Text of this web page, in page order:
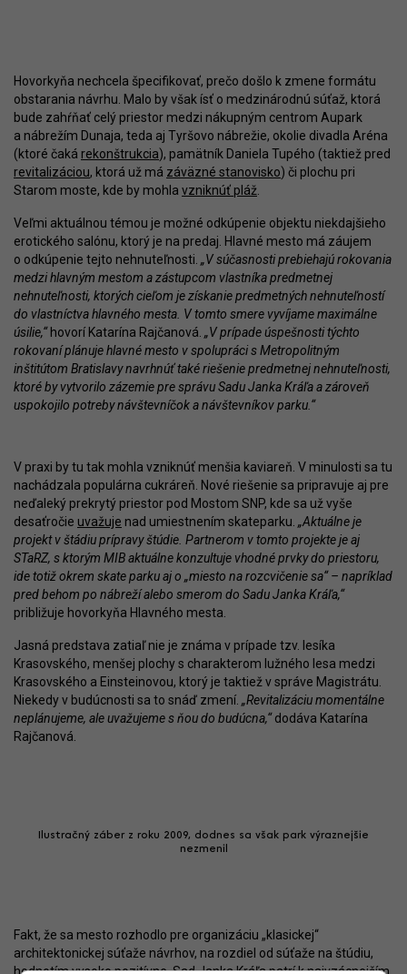
Hovorkyňa nechcela špecifikovať, prečo došlo k zmene formátu
obstarania návrhu. Malo by však ísť o medzinárodnú súťaž, ktorá
bude zahŕňať celý priestor medzi nákupným centrom Aupark
a nábrežím Dunaja, teda aj Tyršovo nábrežie, okolie divadla Aréna
(ktoré čaká rekonštrukcia), pamätník Daniela Tupého (taktiež pred
revitalizáciou, ktorá už má záväzné stanovisko) či plochu pri
Starom moste, kde by mohla vzniknúť pláž
Veľmi aktuálnou témou je možné odkúpenie objektu niekdajšieho
erotického salónu, ktorý je na predaj. Hlavné mesto má záujem
o odkúpenie tejto nehnuteľnosti. „V súčasnosti prebiehajú rokovania
medzi hlavným mestom a zástupcom vlastníka predmetnej
nehnuteľnosti, ktorých cieľom je získanie predmetných nehnuteľností
do vlastníctva hlavného mesta. V tomto smere vyvíjame maximálne
úsilie,“hovorí Katarína Rajčanová. „V prípade úspešnosti týchto
rokovaní plánuje hlavné mesto v spolupráci s Metropolitným
inštitútom Bratislavy navrhnúť také riešenie predmetnej nehnuteľnosti,
ktoré by vytvorilo zázemie pre správu Sadu Janka Kráľa a zároveň
uspokojilo potreby návštevníčok a návštevníkov parku.“
V praxi by tu tak mohla vzniknúť menšia kaviareň. V minulosti sa tu
nachádzala populárna cukráreň. Nové riešenie sa pripravuje aj pre
neďaleký prekrytý priestor pod Mostom SNP, kde sa už vyše
desaťročie uvažuje nad umiestnením skateparku. „Aktuálne je
projekt v štádiu prípravy štúdie. Partnerom v tomto projekte je aj
STaRZ, s ktorým MIB aktuálne konzultuje vhodné prvky do priestoru,
ide totiž okrem skate parku aj o „miesto na rozcvičenie sa“ – napríklad
pred behom po nábreží alebo smerom do Sadu Janka Kráľa,“
približuje hovorkyňa Hlavného mesta.
Jasná predstava zatiaľ nie je známa v prípade tzv. lesíka
Krasovského, menšej plochy s charakterom lužného lesa medzi
Krasovského a Einsteinovou, ktorý je taktiež v správe Magistrátu.
Niekedy v budúcnosti sa to snáď zmení. „Revitalizáciu momentálne
neplánujeme, ale uvažujeme s ňou do budúcna,“dodáva Katarína
Rajčanová.
Ilustračný záber z roku 2009, dodnes sa však park výraznejšie
nezmenil
Fakt, že sa mesto rozhodlo pre organizáciu „klasickej“
architektonickej súťaže návrhov, na rozdiel od súťaže na štúdiu,